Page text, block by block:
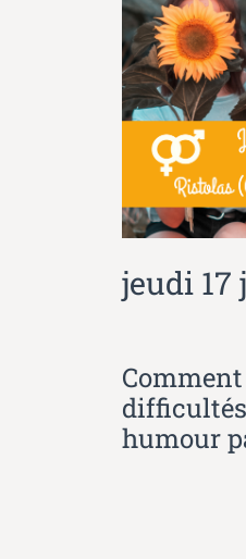
jeudi 17
difficultés
humour